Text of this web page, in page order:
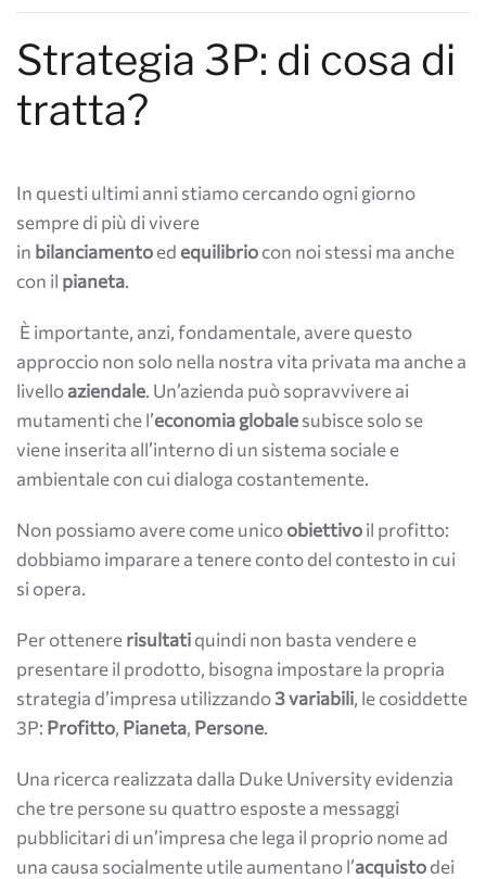
Strategia 3P: di cosa di
tratta?
In questi ultimi anni stiamo cercando ogni giorno
sempre di più di vivere
in bilanciamentoed equilibriocon noi stessi ma anche
con il pianeta.
È importante, anzi, fondamentale, avere questo
approccio non solo nella nostra vita privata ma anche a
livelloaziendale. Un’azienda può sopravvivere ai
mutamenti che l’economia globalesubisce solo se
viene inserita all’interno di un sistema sociale e
ambientale con cui dialoga costantemente.
Non possiamo avere come unicoobiettivoil profitto:
dobbiamo imparare a tenere conto del contesto in cui
si opera.
Per ottenererisultatiquindi non basta vendere e
presentare il prodotto, bisogna impostare la propria
strategia d’impresa utilizzando3 variabili, le cosiddette
3P: Profitto, Pianeta, Persone.
Una ricerca realizzata dalla Duke University evidenzia
che tre persone su quattro esposte a messaggi
pubblicitari di un’impresa che lega il proprio nome ad
una causa socialmente utile aumentano l’acquistodei